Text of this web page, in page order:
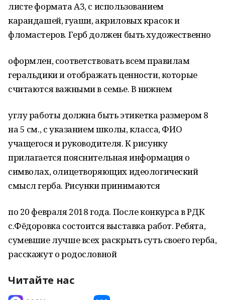
листе формата А3, с использованием
карандашей, гуаши, акриловых красок и
фломастеров. Герб должен быть художественно
оформлен, соответствовать всем правилам
геральдики и отображать ценности, которые
считаются важными в семье. В нижнем
углу работы должна быть этикетка размером 8
на 5 см., с указанием школы, класса, ФИО
учащегося и руководителя. К рисунку
прилагается пояснительная информация о
символах, олицетворяющих идеологический
смысл герба. Рисунки принимаются
по 20 февраля 2018 года. После конкурса в РДК
с.Фёдоровка состоится выставка работ. Ребята,
сумевшие лучше всех раскрыть суть своего герба,
расскажут о родословной
Читайте нас